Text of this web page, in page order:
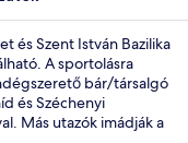
és Szent István Bazilika
A sportolásra
bár/társalgó
és Széchenyi
Más utazók imádják a